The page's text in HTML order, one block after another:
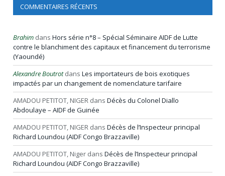
COMMENTAIRES RÉCENTS
Brahim dans Hors série n°8 – Spécial Séminaire AIDF de Lutte
contre le blanchiment des capitaux et financement du terrorisme
(Yaoundé)
Alexandre Boutrotdans Les importateurs de bois exotiques
impactés par un changement de nomenclature tarifaire
AMADOU PETITOT, NIGER dans Décès du Colonel Diallo
Abdoulaye – AIDF de Guinée
AMADOU PETITOT, NIGER dans Décès de l’Inspecteur principal
Richard Loundou (AIDF Congo Brazzaville)
AMADOU PETITOT, Niger dans Décès de l’Inspecteur principal
Richard Loundou (AIDF Congo Brazzaville)